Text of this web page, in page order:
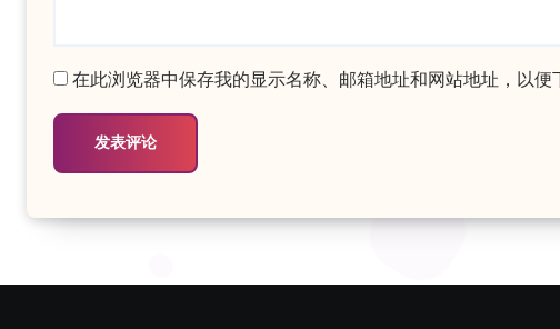
在此浏览器中保存我的显示名称、邮箱地址和网站地址，以便